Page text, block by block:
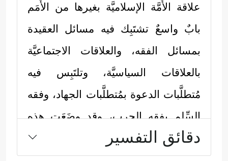
علاقة الأُمَّة الإسلاميَّة بغيرها من الأُمَم
بابٌ واسعٌ تشتَبِك فيه مسائل العقيدة
بمسائل الفقه، والعلاقات الاجتماعيَّة
بالعلاقات السياسيَّة، وتلتَبِس فيه
مُتطلَّبات الدعوة بمُتطلَّبات الجهاد، وفقه
السِّلمِ بفقه الحربِ، وقد وضَعَت هذه
السورة المباركة بعض القواعد والأحكام
دقائق التفسير